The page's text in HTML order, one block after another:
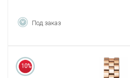
Под заказ
10%